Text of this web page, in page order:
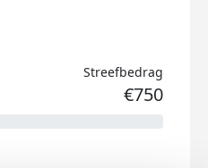
Streefbedrag
€750